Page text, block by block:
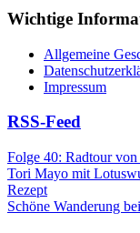
Wichtige
Allgemeine
Impressum
RSS-Feed
Folge 40: Radtour
Tori Mayo mit
Rezept
Schöne Wanderung